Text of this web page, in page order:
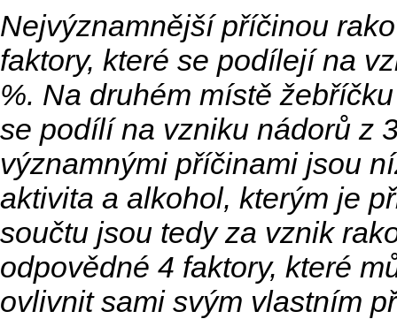
Nejvýznamnější příčinou
faktory, které se podílejí na
%. Na druhém místě
se podílí na vzniku nádorů z
významnými příčinami jsou
aktivita a alkohol, kterým je
součtu jsou tedy za vznik
odpovědné 4 faktory, které
ovlivnit sami svým vlastním